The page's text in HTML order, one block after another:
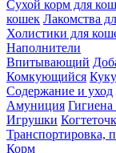
Сухой корм для
кошек Лакомства
Холистики для
Наполнители
Впитывающий
Комкующийся
Содержание и уход
Амуниция Гигиена
Игрушки
Транспортировка,
Корм